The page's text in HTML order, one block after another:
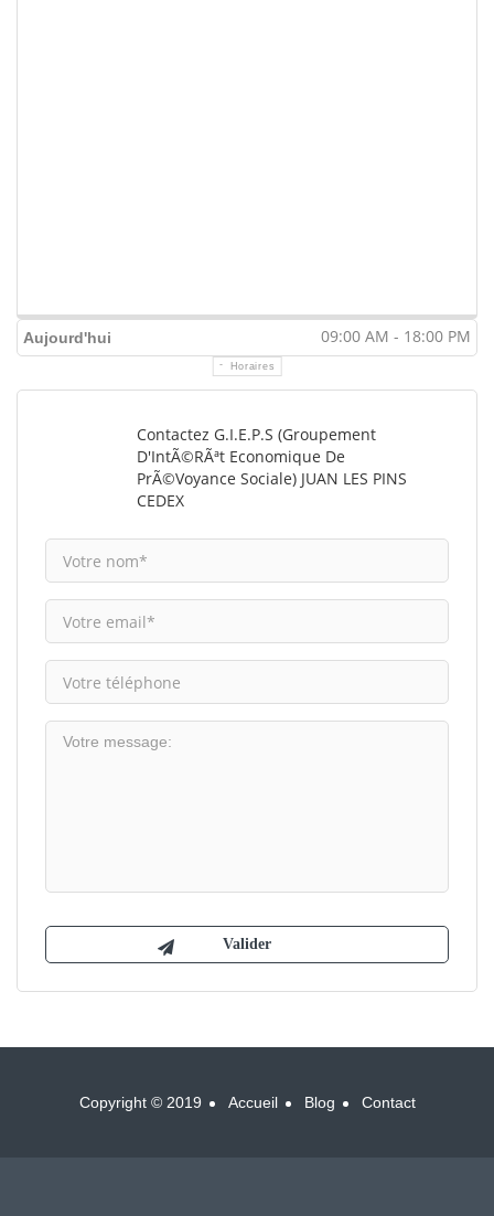
Aujourd'hui 09:00 AM - 18:00 PM
Horaires
Contactez G.I.E.P.S (Groupement
D'IntÃ©rÃªt Economique De
PrÃ©voyance Sociale) JUAN LES PINS
CEDEX
Copyright © 2019 Accueil Blog Contact